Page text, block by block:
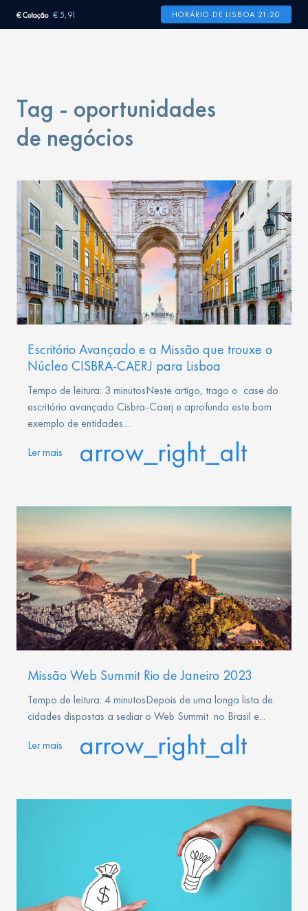
€ Cotação € 5,91 HORÁRIO DE LISBOA 21:20
Tag - oportunidades
de negócios
Escritório Avançado e a Missão que trouxe o
Núcleo CISBRA-CAERJ para Lisboa
Tempo de leitura: 3 minutosNeste artigo, trago o case do
escritório avançado Cisbra-Caerj e aprofundo este bom
exemplo de entidades...
Ler mais arrow_right_alt
Missão Web Summit Rio de Janeiro 2023
Tempo de leitura: 4 minutosDepois de uma longa lista de
cidades dispostas a sediar o Web Summit no Brasil e...
Ler mais arrow_right_alt